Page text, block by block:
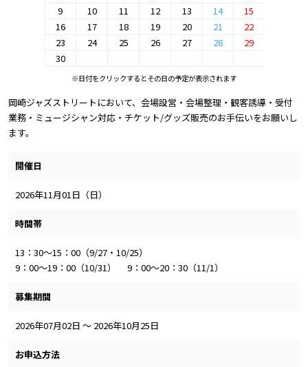
9
10 11 12 13 14
15
16
17 18 19 20 21
22
23
24 25 26 27 28
29
30
※日付をクリックするとその日の予定が表示されます
岡崎ジャズストリートにおいて、会場設営・会場整理・観客誘導・受付
業務・ミュージシャン対応・チケット/グッズ販売のお手伝いをお願いし
ます。
開催日
2026年11月01日（日）
時間帯
13：30～15：00（9/27・10/25）
9：00～19：00（10/31） 9：00～20：30（11/1）
募集期間
2026年07月02日 ～ 2026年10月25日
お申込方法